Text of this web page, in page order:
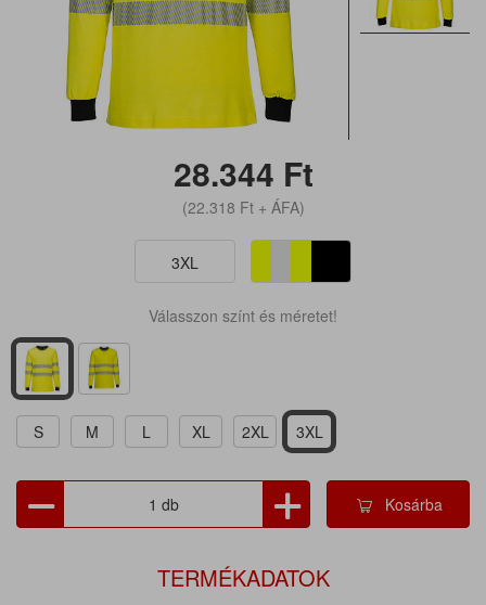
28.344 Ft
(22.318 Ft+ ÁFA)
3XL
Válasszon színt és méretet!
S M L XL 2XL 3XL
Kosárba
TERMÉKADATOK